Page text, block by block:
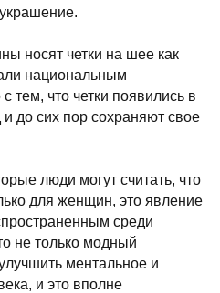
носят четки на шее как
национальным
тем, что четки появились в
до сих пор сохраняют свое
люди могут считать, что
для женщин, это явление
среди
не только модный
ментальное и
и это вполне